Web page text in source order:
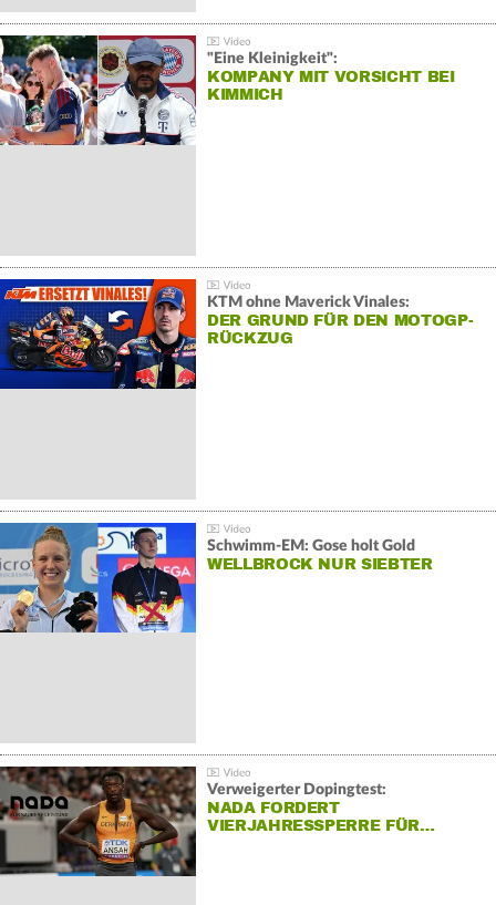
"Eine Kleinigkeit":
KOMPANY MIT VORSICHT BEI
KIMMICH
KTM ohne Maverick Vinales:
DER GRUND FÜR DEN MOTOGP-
RÜCKZUG
Schwimm-EM: Gose holt Gold
WELLBROCK NUR SIEBTER
Verweigerter Dopingtest:
NADA FORDERT
VIERJAHRESSPERRE FÜR…